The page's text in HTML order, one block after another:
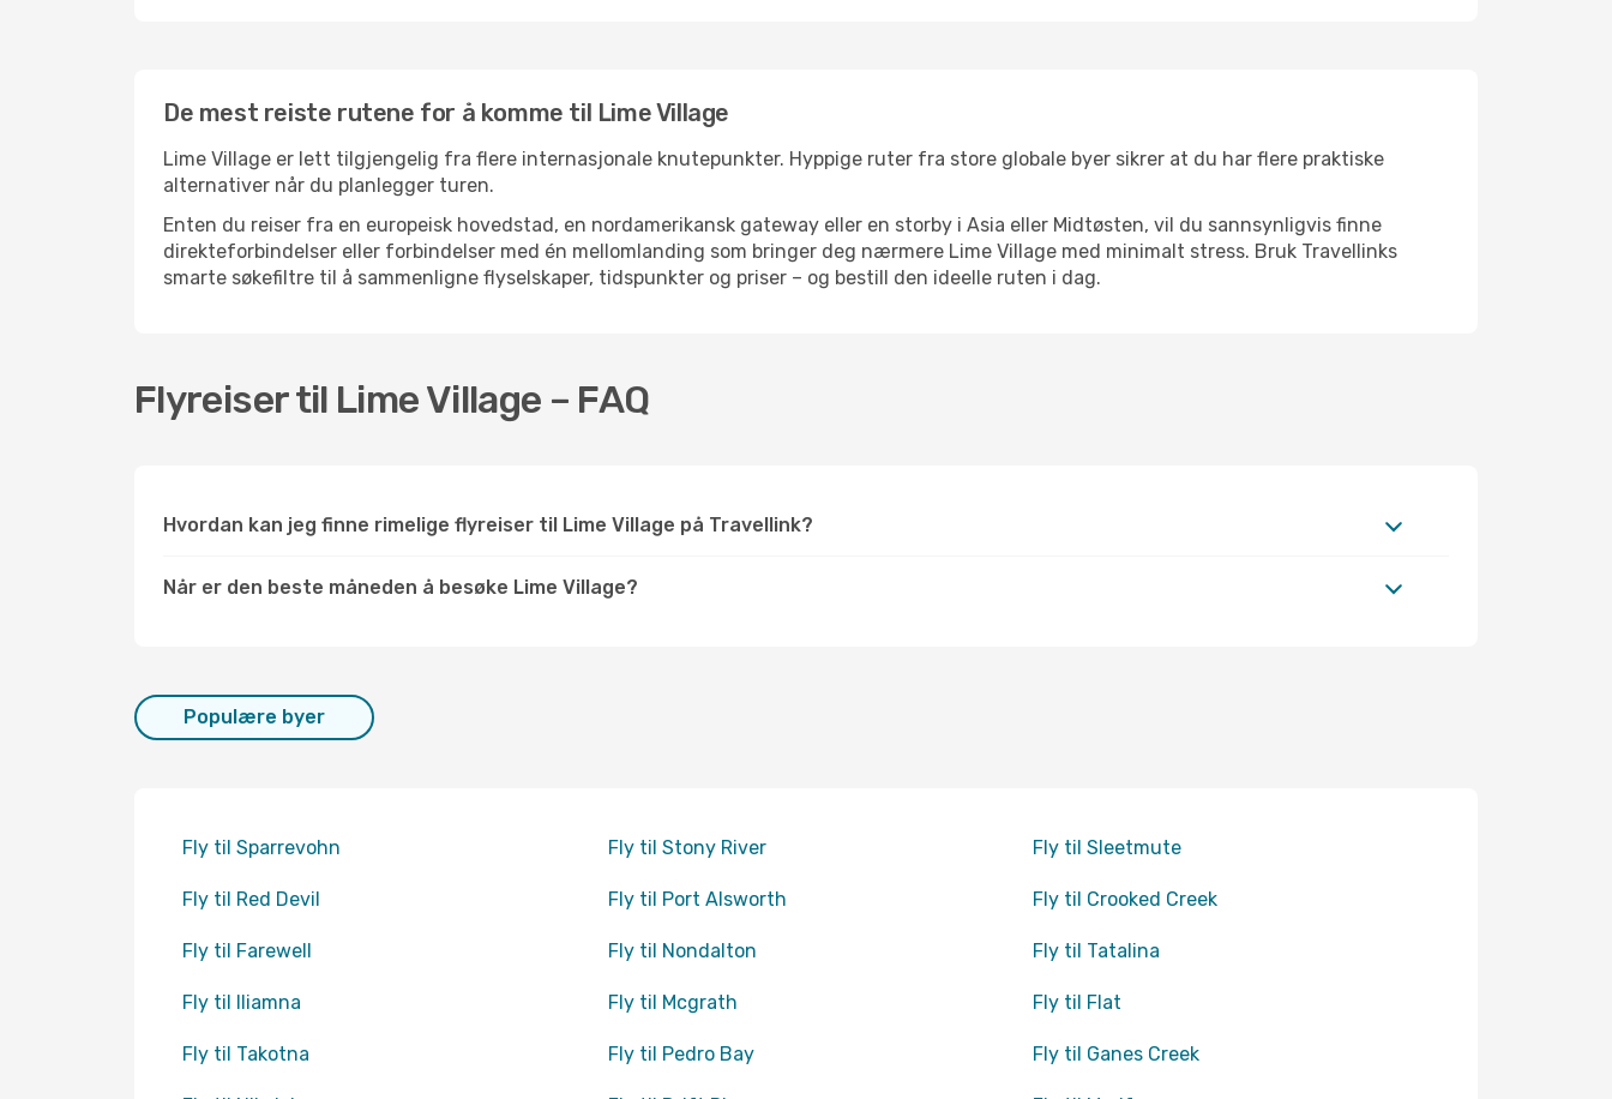
De mest reiste rutene for å komme til Lime Village
Lime Village er lett tilgjengelig fra flere internasjonale knutepunkter. Hyppige ruter fra store globale byer sikrer at du har flere praktiske
alternativer når du planlegger turen.
Enten du reiser fra en europeisk hovedstad, en nordamerikansk gateway eller en storby i Asia eller Midtøsten, vil du sannsynligvis finne
direkteforbindelser eller forbindelser med én mellomlanding som bringer deg nærmere Lime Village med minimalt stress. Bruk Travellinks
smarte søkefiltre til å sammenligne flyselskaper, tidspunkter og priser – og bestill den ideelle ruten i dag.
Flyreiser til Lime Village – FAQ
Hvordan kan jeg finne rimelige flyreiser til Lime Village på Travellink?
Når er den beste måneden å besøke Lime Village?
Populære byer
Fly til Sparrevohn Fly til Stony River Fly til Sleetmute
Fly til Red Devil Fly til Port Alsworth Fly til Crooked Creek
Fly til Farewell Fly til Nondalton Fly til Tatalina
Fly til Iliamna Fly til Mcgrath Fly til Flat
Fly til Takotna Fly til Pedro Bay Fly til Ganes Creek